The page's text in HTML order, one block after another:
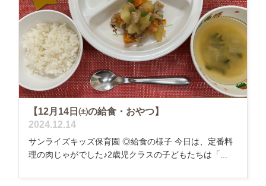
【12月14日㈯の給食・おやつ】
2024.12.14
サンライズキッズ保育園 ◎給食の様子 今日は、定番料
理の肉じゃがでした♪2歳児クラスの子どもたちは「...